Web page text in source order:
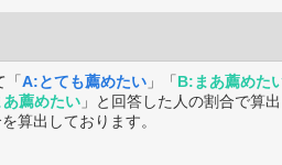
「A:とても薦めたい 」「B:まあ薦めた
薦めたい 」と回答した人の割合で算出
算出しております。